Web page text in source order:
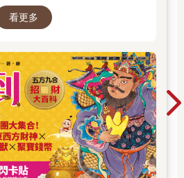
、文學、歷史到民間信仰，
看更多